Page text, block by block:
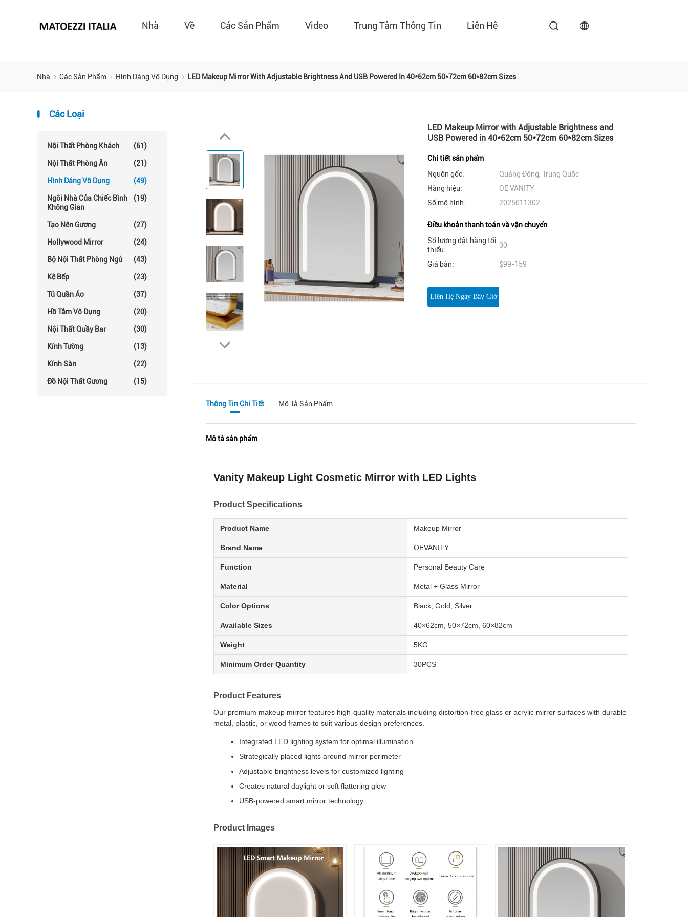
Nhà Về Các Sản Phẩm Video Trung Tâm Thông Tin Liên Hệ
Nhà Các Sản Phẩm Hình Dáng Vô Dụng LED Makeup Mirror With Adjustable Brightness And USB Powered In 40*62cm 50*72cm 60*82cm Sizes
Các Loại
Nội Thất Phòng Khách (61)
Nội Thất Phòng Ăn (21)
Hình Dáng Vô Dụng (49)
Ngôi Nhà Của Chiếc Bình
Không Gian
(19)
Tạo Nên Gương (27)
Hollywood Mirror (24)
Bộ Nội Thất Phòng Ngủ (43)
Kệ Bếp (23)
Tủ Quần Áo (37)
Hồ Tắm Vô Dụng (20)
Nội Thất Quầy Bar (30)
Kính Tường (13)
Kính Sàn (22)
Đồ Nội Thất Gương (15)
LED Makeup Mirror with Adjustable Brightness and
USB Powered in 40*62cm 50*72cm 60*82cm Sizes
Chi tiết sản phẩm
Nguồn gốc:
Quảng Đông, Trung Quốc
Hàng hiệu:
OE VANITY
Số mô hình:
2025011302
Điều khoản thanh toán và vận chuyển
Số lượng đặt hàng tối
thiểu:
30
Giá bán: $99-159
Liên Hệ Ngay Bây Giờ
Thông Tin Chi Tiết Mô Tả Sản Phẩm
Mô tả sản phẩm
Vanity Makeup Light Cosmetic Mirror with LED Lights
Product Specifications
Product Name Makeup Mirror
Brand Name OEVANITY
Function Personal Beauty Care
Material Metal + Glass Mirror
Color Options Black, Gold, Silver
Available Sizes 40×62cm, 50×72cm, 60×82cm
Weight 5KG
Minimum Order Quantity 30PCS
Product Features
Our premium makeup mirror features high-quality materials including distortion-free glass or acrylic mirror surfaces with durable
metal, plastic, or wood frames to suit various design preferences.
Integrated LED lighting system for optimal illumination
Strategically placed lights around mirror perimeter
Adjustable brightness levels for customized lighting
Creates natural daylight or soft flattering glow
USB-powered smart mirror technology
Product Images